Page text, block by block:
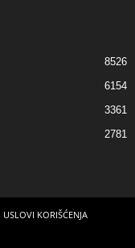
8526
6154
3361
2781
USLOVI KORIŠĆENJA